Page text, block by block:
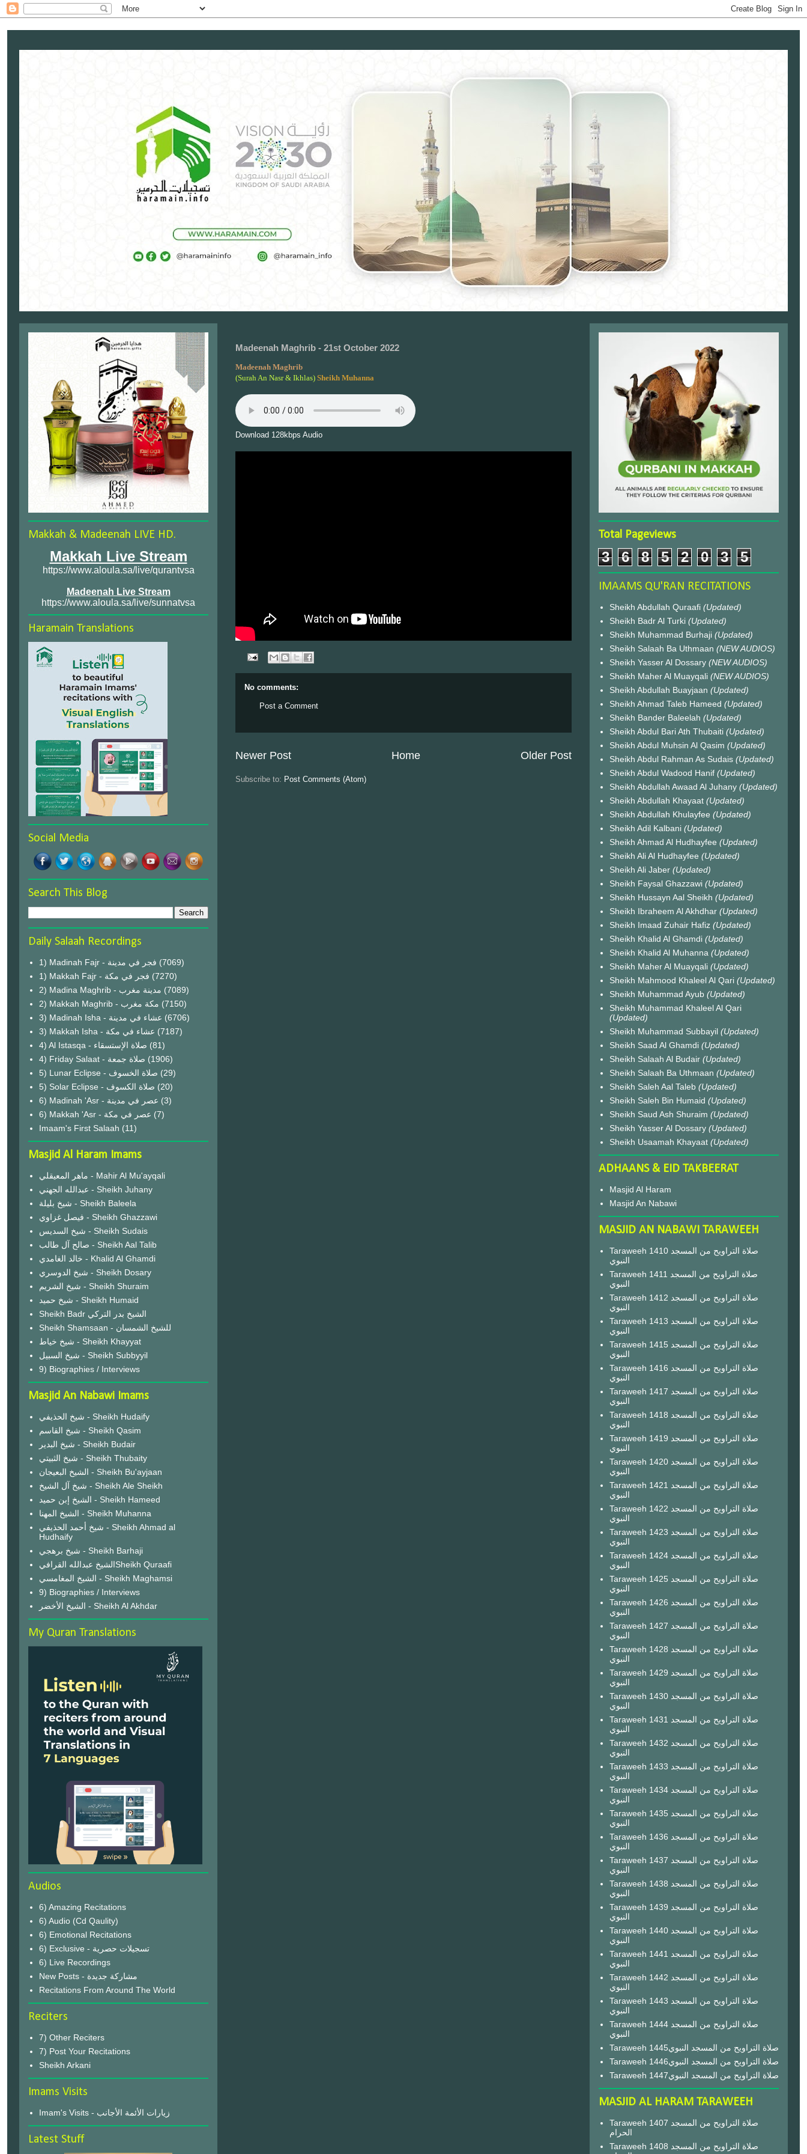
Madeenah Maghrib - 21st October 2022
Madeenah Maghrib
(Surah An Nasr & Ikhlas) Sheikh Muhanna
Download 128kbps Audio
No comments:
Post a Comment
Newer Post Older Post
Home
Subscribe to: Post Comments (Atom)
Makkah & Madeenah LIVE HD.
Makkah Live Stream
https://www.aloula.sa/live/qurantvsa
Madeenah Live Stream
https://www.aloula.sa/live/sunnatvsa
Haramain Translations
Social Media
Search This Blog
Daily Salaah Recordings
1) Madinah Fajr - فجر في مدينة (7069)
1) Makkah Fajr - فجر في مكة (7270)
2) Madina Maghrib - مدينة مغرب (7089)
2) Makkah Maghrib - مكة مغرب (7150)
3) Madinah Isha - عشاء في مدينة (6706)
3) Makkah Isha - عشاء في مكة (7187)
4) Al Istasqa - صلاة الإستسقاء (81)
4) Friday Salaat - صلاة جمعة (1906)
5) Lunar Eclipse - صلاة الخسوف (29)
(20)
6) Madinah 'Asr - عصر في مدينة (3)
6) Makkah 'Asr - عصر في مكة (7)
Imaam's First Salaah (11)
Masjid Al Haram Imams
ماهر المعيقلي - Mahir Al Mu'ayqali
عبدالله الجهني - Sheikh Juhany
شيخ بليلة - Sheikh Baleela
فيصل غزاوي - Sheikh Ghazzawi
شيخ السديس - Sheikh Sudais
صالح آل طالب - Sheikh Aal Talib
خالد الغامدي - Khalid Al Ghamdi
شيخ الدوسري - Sheikh Dosary
شيخ الشريم - Sheikh Shuraim
شيخ حميد - Sheikh Humaid
Sheikh Badr الشيخ بدر التركي
Sheikh Shamsaan - للشيخ الشمسان
شيخ خياط - Sheikh Khayyat
شيخ السبيل - Sheikh Subbyyil
9) Biographies / Interviews
Masjid An Nabawi Imams
شيخ الحذيفي - Sheikh Hudaify
شيخ القاسم - Sheikh Qasim
شيخ البدير - Sheikh Budair
شيخ الثبيتي - Sheikh Thubaity
الشيخ البعيجان - Sheikh Bu'ayjaan
شيخ آل الشيخ - Sheikh Ale Sheikh
الشيخ إبن حميد - Sheikh Hameed
الشيخ المهنا - Sheikh Muhanna
شيخ أحمد الحذيفي - Sheikh Ahmad al
Hudhaify
شيخ برهجي - Sheikh Barhaji
الشيخ عبدالله القرافيSheikh Quraafi
الشيخ المغامسي - Sheikh Maghamsi
9) Biographies / Interviews
الشيخ الأخضر - Sheikh Al Akhdar
My Quran Translations
Audios
6) Amazing Recitations
6) Audio (Cd Qaulity)
6) Emotional Recitations
6) Exclusive - تسجيلات حصرية
6) Live Recordings
New Posts - مشاركة جديدة
Recitations From Around The World
Reciters
7) Other Reciters
7) Post Your Recitations
Sheikh Arkani
Imams Visits
Imam's Visits - زيارات الأئمة الأجانب
Latest Stuff
Total Pageviews
3 6 8 5 2 0 3 5
IMAAMS QU'RAN RECITATIONS
Sheikh Abdullah Quraafi (Updated)
Sheikh Badr Al Turki (Updated)
Sheikh Muhammad Burhaji (Updated)
Sheikh Salaah Ba Uthmaan (NEW AUDIOS)
Sheikh Yasser Al Dossary (NEW AUDIOS)
Sheikh Maher Al Muayqali (NEW AUDIOS)
Sheikh Abdullah Buayjaan (Updated)
Sheikh Ahmad Taleb Hameed (Updated)
Sheikh Bander Baleelah (Updated)
Sheikh Abdul Bari Ath Thubaiti (Updated)
Sheikh Abdul Muhsin Al Qasim (Updated)
Sheikh Abdul Rahman As Sudais (Updated)
Sheikh Abdul Wadood Hanif (Updated)
Sheikh Abdullah Awaad Al Juhany (Updated)
Sheikh Abdullah Khayaat (Updated)
Sheikh Abdullah Khulayfee (Updated)
Sheikh Adil Kalbani (Updated)
Sheikh Ahmad Al Hudhayfee (Updated)
Sheikh Ali Al Hudhayfee (Updated)
Sheikh Ali Jaber (Updated)
Sheikh Faysal Ghazzawi (Updated)
Sheikh Hussayn Aal Sheikh (Updated)
Sheikh Ibraheem Al Akhdhar (Updated)
Sheikh Imaad Zuhair Hafiz (Updated)
Sheikh Khalid Al Ghamdi (Updated)
Sheikh Khalid Al Muhanna (Updated)
Sheikh Maher Al Muayqali (Updated)
Sheikh Mahmood Khaleel Al Qari (Updated)
Sheikh Muhammad Ayub (Updated)
Sheikh Muhammad Khaleel Al Qari
(Updated)
Sheikh Muhammad Subbayil (Updated)
Sheikh Saad Al Ghamdi (Updated)
Sheikh Salaah Al Budair (Updated)
Sheikh Salaah Ba Uthmaan (Updated)
Sheikh Saleh Aal Taleb (Updated)
Sheikh Saleh Bin Humaid (Updated)
Sheikh Saud Ash Shuraim (Updated)
Sheikh Yasser Al Dossary (Updated)
Sheikh Usaamah Khayaat (Updated)
ADHAANS & EID TAKBEERAT
Masjid Al Haram
Masjid An Nabawi
MASJID AN NABAWI TARAWEEH
Taraweeh 1410 صلاة التراويح من المسجد
النبوي
Taraweeh 1411 صلاة التراويح من المسجد
النبوي
Taraweeh 1412 صلاة التراويح من المسجد
النبوي
Taraweeh 1413 صلاة التراويح من المسجد
النبوي
Taraweeh 1415 صلاة التراويح من المسجد
النبوي
Taraweeh 1416 صلاة التراويح من المسجد
النبوي
Taraweeh 1417 صلاة التراويح من المسجد
النبوي
Taraweeh 1418 صلاة التراويح من المسجد
النبوي
Taraweeh 1419 صلاة التراويح من المسجد
النبوي
Taraweeh 1420 صلاة التراويح من المسجد
النبوي
Taraweeh 1421 صلاة التراويح من المسجد
النبوي
Taraweeh 1422 صلاة التراويح من المسجد
النبوي
Taraweeh 1423 صلاة التراويح من المسجد
النبوي
Taraweeh 1424 صلاة التراويح من المسجد
النبوي
Taraweeh 1425 صلاة التراويح من المسجد
النبوي
Taraweeh 1426 صلاة التراويح من المسجد
النبوي
Taraweeh 1427 صلاة التراويح من المسجد
النبوي
Taraweeh 1428 صلاة التراويح من المسجد
النبوي
Taraweeh 1429 صلاة التراويح من المسجد
النبوي
Taraweeh 1430 صلاة التراويح من المسجد
النبوي
Taraweeh 1431 صلاة التراويح من المسجد
النبوي
Taraweeh 1432 صلاة التراويح من المسجد
النبوي
Taraweeh 1433 صلاة التراويح من المسجد
النبوي
Taraweeh 1434 صلاة التراويح من المسجد
النبوي
Taraweeh 1435 صلاة التراويح من المسجد
النبوي
Taraweeh 1436 صلاة التراويح من المسجد
النبوي
Taraweeh 1437 صلاة التراويح من المسجد
النبوي
Taraweeh 1438 صلاة التراويح من المسجد
النبوي
Taraweeh 1439 صلاة التراويح من المسجد
النبوي
Taraweeh 1440 صلاة التراويح من المسجد
النبوي
Taraweeh 1441 صلاة التراويح من المسجد
النبوي
Taraweeh 1442 صلاة التراويح من المسجد
النبوي
Taraweeh 1443 صلاة التراويح من المسجد
النبوي
Taraweeh 1444 صلاة التراويح من المسجد
النبوي
Taraweeh 1445صلاة التراويح من المسجد النبوي
Taraweeh 1446صلاة التراويح من المسجد النبوي
Taraweeh 1447صلاة التراويح من المسجد النبوي
MASJID AL HARAM TARAWEEH
Taraweeh 1407 صلاة التراويح من المسجد
الحرام
Taraweeh 1408 صلاة التراويح من المسجد